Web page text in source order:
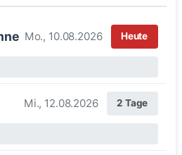
Mo., 10.08.2026 Heute
Mi., 12.08.2026 2 Tage